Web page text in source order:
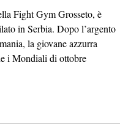
Fight Gym Grosseto, è
in Serbia. Dopo l’argento
la giovane azzurra
i Mondiali di ottobre